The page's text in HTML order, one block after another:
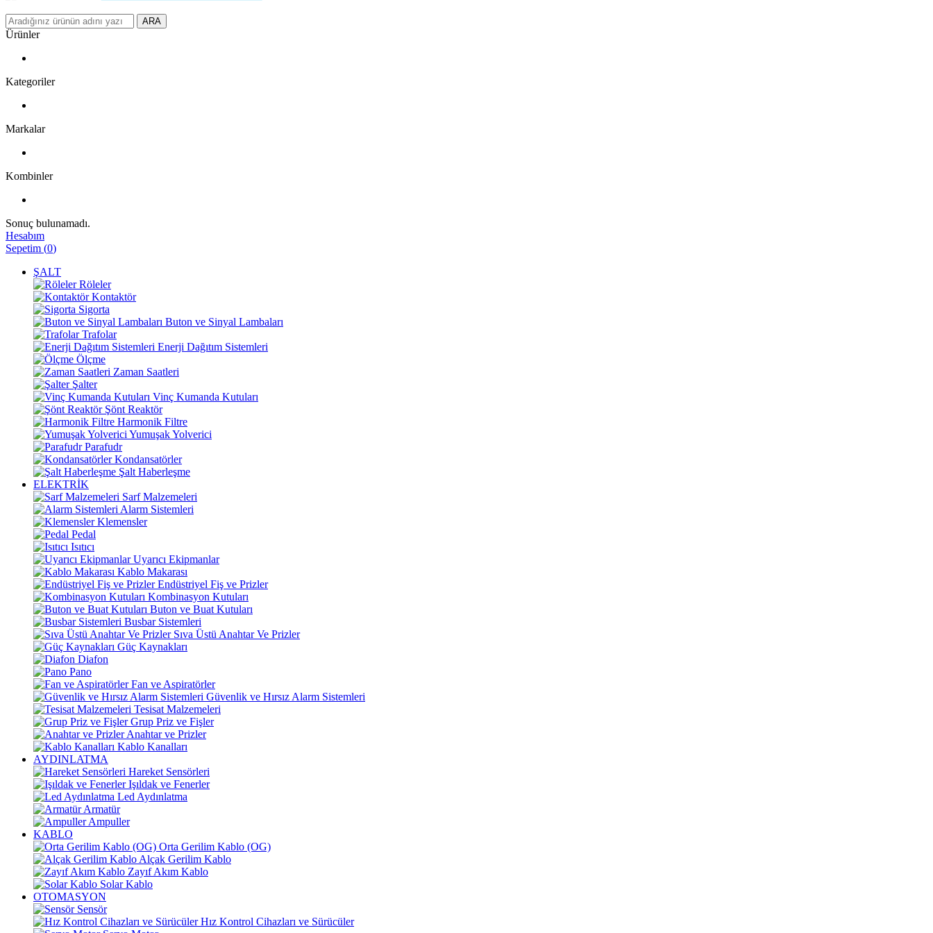
ARA
Ürünler
Kategoriler
Markalar
Kombinler
Sonuç bulunamadı.
Hesabım
Sepetim (0)
ŞALT
Röleler
Kontaktör
Sigorta
Buton ve Sinyal Lambaları
Trafolar
Enerji Dağıtım Sistemleri
Ölçme
Zaman Saatleri
Şalter
Vinç Kumanda Kutuları
Şönt Reaktör
Harmonik Filtre
Yumuşak Yolverici
Parafudr
Kondansatörler
Şalt Haberleşme
ELEKTRİK
Sarf Malzemeleri
Alarm Sistemleri
Klemensler
Pedal
Isıtıcı
Uyarıcı Ekipmanlar
Kablo Makarası
Endüstriyel Fiş ve Prizler
Kombinasyon Kutuları
Buton ve Buat Kutuları
Busbar Sistemleri
Sıva Üstü Anahtar Ve Prizler
Güç Kaynakları
Diafon
Pano
Fan ve Aspiratörler
Güvenlik ve Hırsız Alarm Sistemleri
Tesisat Malzemeleri
Grup Priz ve Fişler
Anahtar ve Prizler
Kablo Kanalları
AYDINLATMA
Hareket Sensörleri
Işıldak ve Fenerler
Led Aydınlatma
Armatür
Ampuller
KABLO
Orta Gerilim Kablo (OG)
Alçak Gerilim Kablo
Zayıf Akım Kablo
Solar Kablo
OTOMASYON
Sensör
Hız Kontrol Cihazları ve Sürücüler